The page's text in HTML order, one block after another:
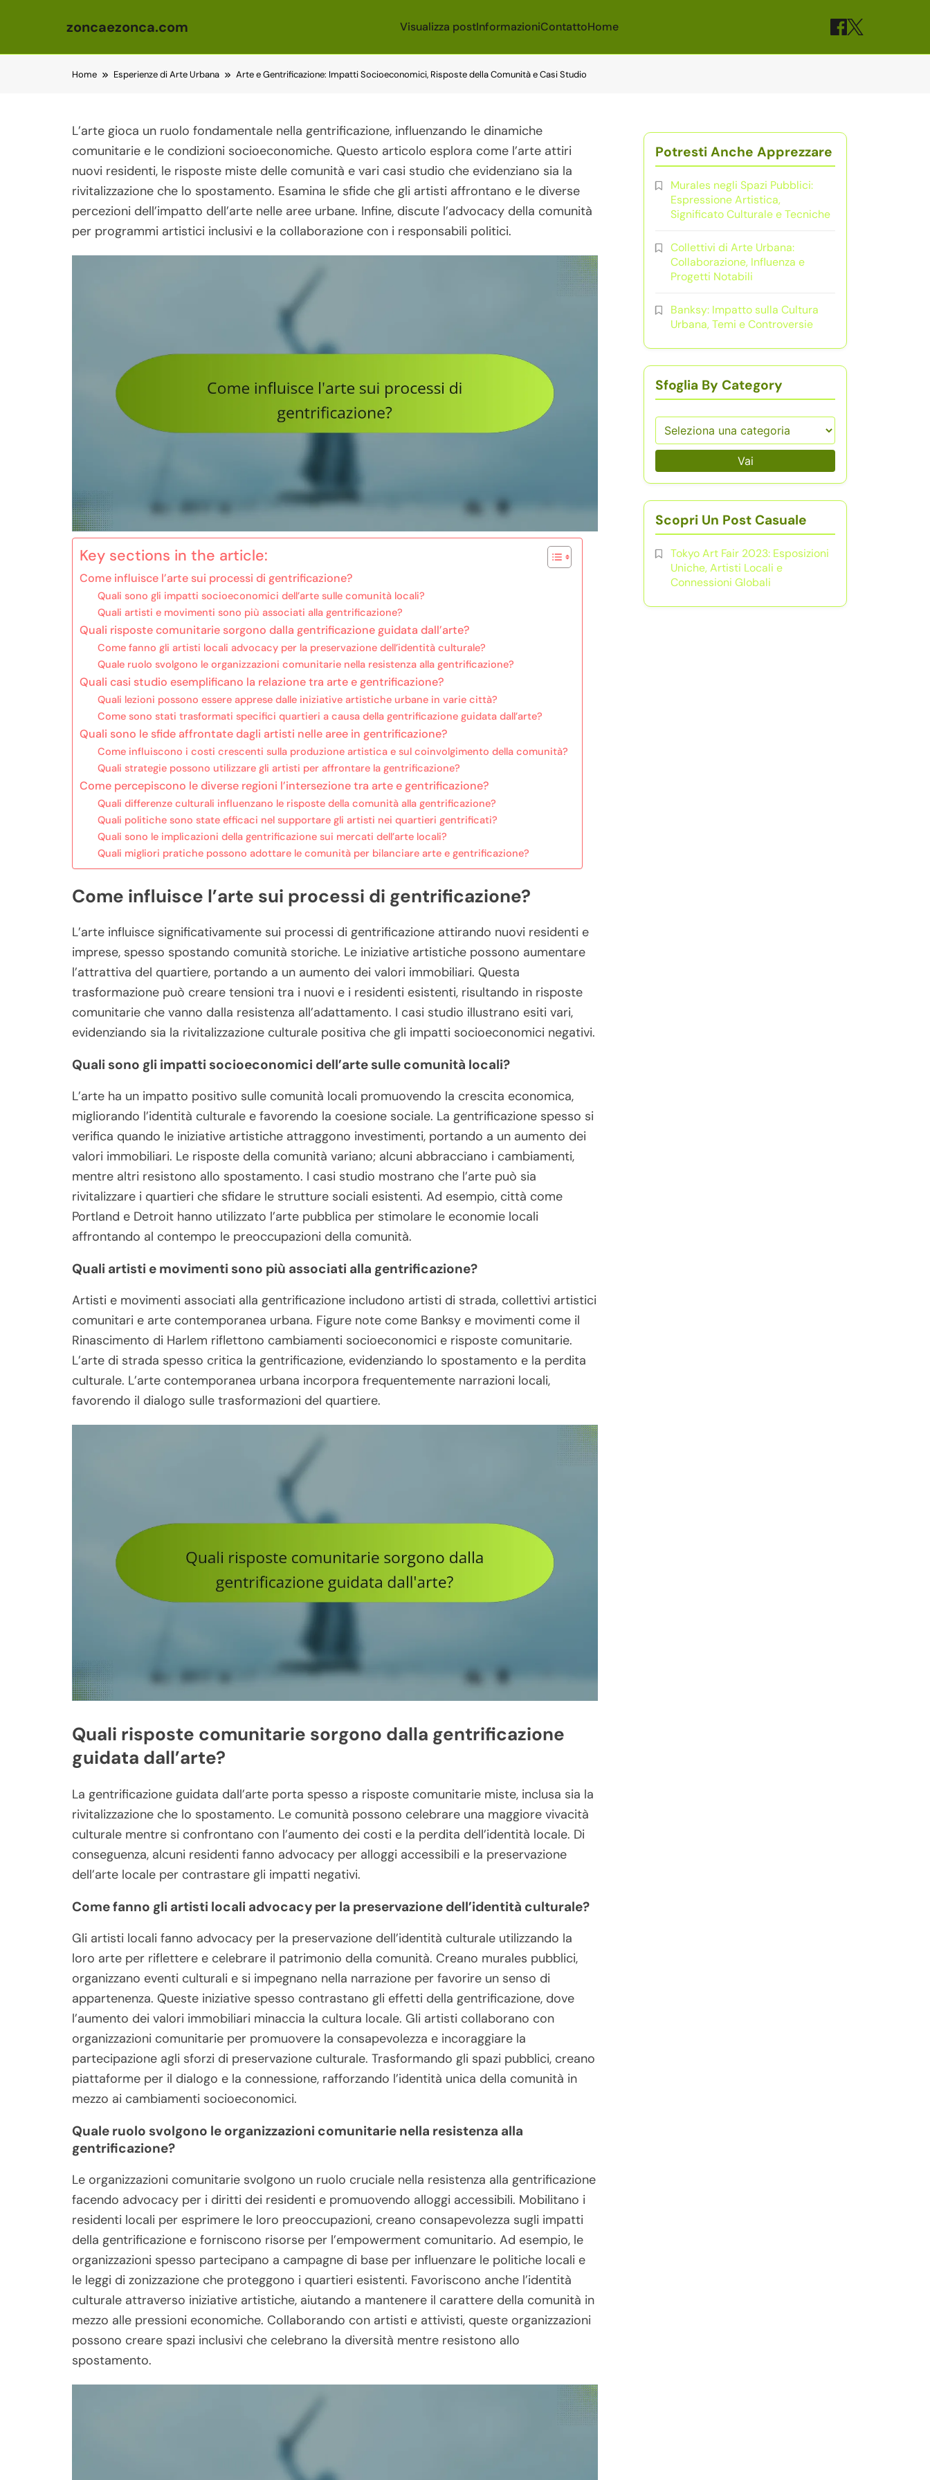
zoncaezonca.com Visualizza postInformazioniContattoHome
Home Esperienze di Arte Urbana Arte e Gentrificazione: Impatti Socioeconomici, Risposte della Comunità e Casi Studio
L’arte gioca un ruolo fondamentale nella gentrificazione, influenzando le dinamiche
comunitarie e le condizioni socioeconomiche. Questo articolo esplora come l’arte attiri
nuovi residenti, le risposte miste delle comunità e vari casi studio che evidenziano sia la
rivitalizzazione che lo spostamento. Esamina le sfide che gli artisti affrontano e le diverse
percezioni dell’impatto dell’arte nelle aree urbane. Infine, discute l’advocacy della comunità
per programmi artistici inclusivi e la collaborazione con i responsabili politici.
Key sections in the article:
Come influisce l’arte sui processi di gentrificazione?
Quali sono gli impatti socioeconomici dell’arte sulle comunità locali?
Quali artisti e movimenti sono più associati alla gentrificazione?
Quali risposte comunitarie sorgono dalla gentrificazione guidata dall’arte?
Come fanno gli artisti locali advocacy per la preservazione dell’identità culturale?
Quale ruolo svolgono le organizzazioni comunitarie nella resistenza alla gentrificazione?
Quali casi studio esemplificano la relazione tra arte e gentrificazione?
Quali lezioni possono essere apprese dalle iniziative artistiche urbane in varie città?
Come sono stati trasformati specifici quartieri a causa della gentrificazione guidata dall’arte?
Quali sono le sfide affrontate dagli artisti nelle aree in gentrificazione?
Come influiscono i costi crescenti sulla produzione artistica e sul coinvolgimento della comunità?
Quali strategie possono utilizzare gli artisti per affrontare la gentrificazione?
Come percepiscono le diverse regioni l’intersezione tra arte e gentrificazione?
Quali differenze culturali influenzano le risposte della comunità alla gentrificazione?
Quali politiche sono state efficaci nel supportare gli artisti nei quartieri gentrificati?
Quali sono le implicazioni della gentrificazione sui mercati dell’arte locali?
Quali migliori pratiche possono adottare le comunità per bilanciare arte e gentrificazione?
Come influisce l’arte sui processi di gentrificazione?
L’arte influisce significativamente sui processi di gentrificazione attirando nuovi residenti e
imprese, spesso spostando comunità storiche. Le iniziative artistiche possono aumentare
l’attrattiva del quartiere, portando a un aumento dei valori immobiliari. Questa
trasformazione può creare tensioni tra i nuovi e i residenti esistenti, risultando in risposte
comunitarie che vanno dalla resistenza all’adattamento. I casi studio illustrano esiti vari,
evidenziando sia la rivitalizzazione culturale positiva che gli impatti socioeconomici negativi.
Quali sono gli impatti socioeconomici dell’arte sulle comunità locali?
L’arte ha un impatto positivo sulle comunità locali promuovendo la crescita economica,
migliorando l’identità culturale e favorendo la coesione sociale. La gentrificazione spesso si
verifica quando le iniziative artistiche attraggono investimenti, portando a un aumento dei
valori immobiliari. Le risposte della comunità variano; alcuni abbracciano i cambiamenti,
mentre altri resistono allo spostamento. I casi studio mostrano che l’arte può sia
rivitalizzare i quartieri che sfidare le strutture sociali esistenti. Ad esempio, città come
Portland e Detroit hanno utilizzato l’arte pubblica per stimolare le economie locali
affrontando al contempo le preoccupazioni della comunità.
Quali artisti e movimenti sono più associati alla gentrificazione?
Artisti e movimenti associati alla gentrificazione includono artisti di strada, collettivi artistici
comunitari e arte contemporanea urbana. Figure note come Banksy e movimenti come il
Rinascimento di Harlem riflettono cambiamenti socioeconomici e risposte comunitarie.
L’arte di strada spesso critica la gentrificazione, evidenziando lo spostamento e la perdita
culturale. L’arte contemporanea urbana incorpora frequentemente narrazioni locali,
favorendo il dialogo sulle trasformazioni del quartiere.
Quali risposte comunitarie sorgono dalla gentrificazione
guidata dall’arte?
La gentrificazione guidata dall’arte porta spesso a risposte comunitarie miste, inclusa sia la
rivitalizzazione che lo spostamento. Le comunità possono celebrare una maggiore vivacità
culturale mentre si confrontano con l’aumento dei costi e la perdita dell’identità locale. Di
conseguenza, alcuni residenti fanno advocacy per alloggi accessibili e la preservazione
dell’arte locale per contrastare gli impatti negativi.
Come fanno gli artisti locali advocacy per la preservazione dell’identità culturale?
Gli artisti locali fanno advocacy per la preservazione dell’identità culturale utilizzando la
loro arte per riflettere e celebrare il patrimonio della comunità. Creano murales pubblici,
organizzano eventi culturali e si impegnano nella narrazione per favorire un senso di
appartenenza. Queste iniziative spesso contrastano gli effetti della gentrificazione, dove
l’aumento dei valori immobiliari minaccia la cultura locale. Gli artisti collaborano con
organizzazioni comunitarie per promuovere la consapevolezza e incoraggiare la
partecipazione agli sforzi di preservazione culturale. Trasformando gli spazi pubblici, creano
piattaforme per il dialogo e la connessione, rafforzando l’identità unica della comunità in
mezzo ai cambiamenti socioeconomici.
Quale ruolo svolgono le organizzazioni comunitarie nella resistenza alla
gentrificazione?
Le organizzazioni comunitarie svolgono un ruolo cruciale nella resistenza alla gentrificazione
facendo advocacy per i diritti dei residenti e promuovendo alloggi accessibili. Mobilitano i
residenti locali per esprimere le loro preoccupazioni, creano consapevolezza sugli impatti
della gentrificazione e forniscono risorse per l’empowerment comunitario. Ad esempio, le
organizzazioni spesso partecipano a campagne di base per influenzare le politiche locali e
le leggi di zonizzazione che proteggono i quartieri esistenti. Favoriscono anche l’identità
culturale attraverso iniziative artistiche, aiutando a mantenere il carattere della comunità in
mezzo alle pressioni economiche. Collaborando con artisti e attivisti, queste organizzazioni
possono creare spazi inclusivi che celebrano la diversità mentre resistono allo
spostamento.
Potresti Anche Apprezzare
Murales negli Spazi Pubblici:
Espressione Artistica,
Significato Culturale e Tecniche
Collettivi di Arte Urbana:
Collaborazione, Influenza e
Progetti Notabili
Banksy: Impatto sulla Cultura
Urbana, Temi e Controversie
Sfoglia By Category
Vai
Scopri Un Post Casuale
Tokyo Art Fair 2023: Esposizioni
Uniche, Artisti Locali e
Connessioni Globali